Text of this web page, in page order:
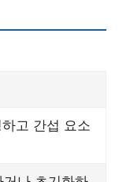
고 간섭 요소